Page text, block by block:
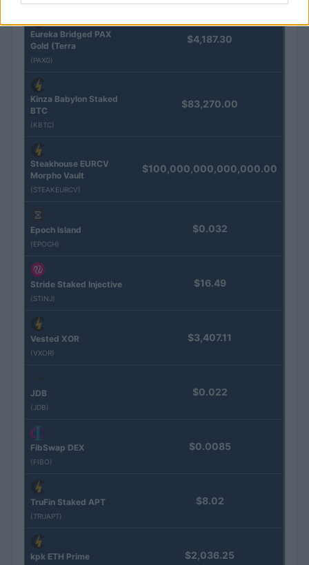
Eureka Bridged PAX
Gold (Terra
(PAXG)
$4,187.30
Kinza Babylon Staked
BTC
(KBTC)
$83,270.00
Steakhouse EURCV
Morpho Vault
(STEAKEURCV)
$100,000,000,000,000.00
Epoch Island
(EPOCH)
$0.032
Stride Staked Injective
(STINJ)
$16.49
Vested XOR
(VXOR)
$3,407.11
JDB
(JDB)
$0.022
FibSwap DEX
(FIBO)
$0.0085
TruFin Staked APT
(TRUAPT)
$8.02
kpk ETH Prime $2,036.25